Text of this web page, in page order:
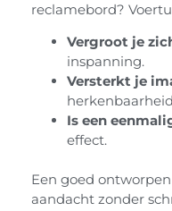
reclamebord?
Vergroot je
inspanning.
Versterkt je
Is een
effect.
Een goed
aandacht zonder